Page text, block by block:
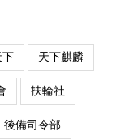
下 天下麒麟
扶輪社
後備司令部